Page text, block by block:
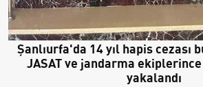
Şanlıurfa'da 14 yıl hapis cezası
JASAT ve jandarma
yakalandı